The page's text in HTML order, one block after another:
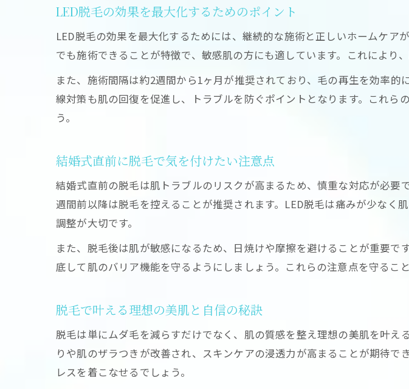
脱毛による肌負
美肌を叶える脱
LED脱毛で肌トラ
レーザー脱毛との違
脱毛方式ごとの
LED脱毛で痛みを
LED脱毛の効果を最大化するためのポイント
LED脱毛の効果を最大化するためには、継続的な施術と正しいホームケ
でも施術できることが特徴で、敏感肌の方にも適しています。これにより
また、施術間隔は約2週間から1ヶ月が推奨されており、毛の再生を効率
線対策も肌の回復を促進し、トラブルを防ぐポイントとなります。これら
う。
結婚式直前に脱毛で気を付けたい注意点
結婚式直前の脱毛は肌トラブルのリスクが高まるため、慎重な対応が必
週間前以降は脱毛を控えることが推奨されます。LED脱毛は痛みが少な
調整が大切です。
また、脱毛後は肌が敏感になるため、日焼けや摩擦を避けることが重要
底して肌のバリア機能を守るようにしましょう。これらの注意点を守るこ
脱毛で叶える理想の美肌と自信の秘訣
脱毛は単にムダ毛を減らすだけでなく、肌の質感を整え理想の美肌を叶
りや肌のザラつきが改善され、スキンケアの浸透力が高まることが期待
レスを着こなせるでしょう。
お問い合
お問い合